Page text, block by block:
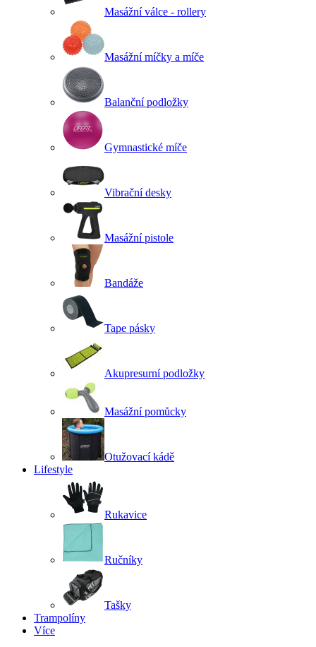
Masážní válce - rollery
Masážní míčky a míče
Balanční podložky
Gymnastické míče
Vibrační desky
Masážní pistole
Bandáže
Tape pásky
Akupresurní podložky
Masážní pomůcky
Otužovací kádě
Lifestyle
Rukavice
Ručníky
Tašky
Trampolíny
Více